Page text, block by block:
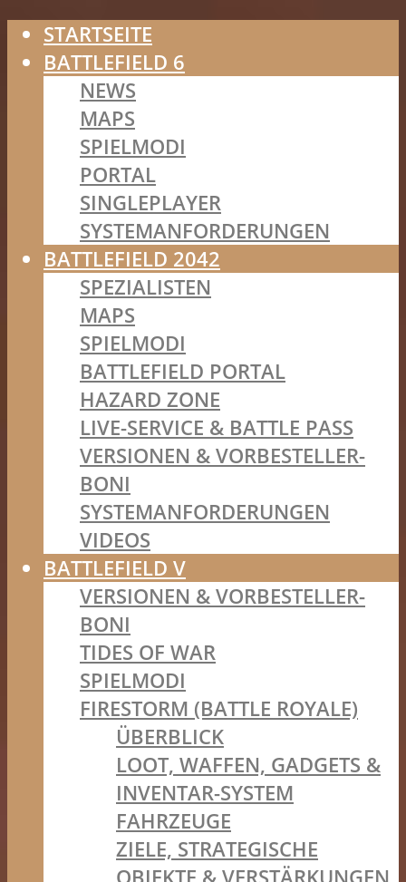
STARTSEITE
BATTLEFIELD 6
NEWS
MAPS
SPIELMODI
PORTAL
SINGLEPLAYER
SYSTEMANFORDERUNGEN
BATTLEFIELD 2042
SPEZIALISTEN
MAPS
SPIELMODI
BATTLEFIELD PORTAL
HAZARD ZONE
LIVE-SERVICE & BATTLE PASS
VERSIONEN & VORBESTELLER-
BONI
SYSTEMANFORDERUNGEN
VIDEOS
BATTLEFIELD V
VERSIONEN & VORBESTELLER-
BONI
TIDES OF WAR
SPIELMODI
FIRESTORM (BATTLE ROYALE)
ÜBERBLICK
LOOT, WAFFEN, GADGETS &
INVENTAR-SYSTEM
FAHRZEUGE
ZIELE, STRATEGISCHE